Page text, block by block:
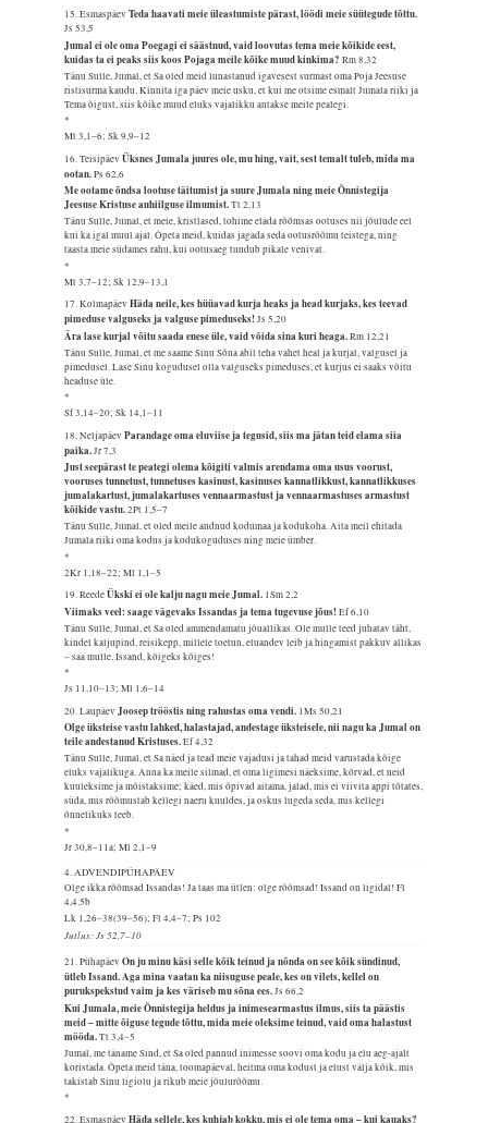
15. EsmaspäevTeda haavati meie üleastumiste pärast, löödi meie süütegude tõttu.
Js 53,5
Jumal ei ole oma Poegagi ei säästnud, vaid loovutas tema meie kõikide eest,
kuidas ta ei peaks siis koos Pojaga meile kõike muud kinkima?Rm 8,32
Tänu Sulle, Jumal, et Sa oled meid lunastanud igavesest surmast oma Poja Jeesuse
ristisurma kaudu. Kinnita iga päev meie usku, et kui me otsime esmalt Jumala riiki ja
Tema õigust, siis kõike muud eluks vajalikku antakse meile pealegi.
*
Mt 3,1–6; Sk 9,9–12
16. TeisipäevÜksnes Jumala juures ole, mu hing, vait, sest temalt tuleb, mida ma
ootan.Ps 62,6
Me ootame õndsa lootuse täitumist ja suure Jumala ning meie Õnnistegija
Jeesuse Kristuse auhiilguse ilmumist.Tt 2,13
Tänu Sulle, Jumal, et meie, kristlased, tohime elada rõõmsas ootuses nii jõulude eel
kui ka igal muul ajal. Õpeta meid, kuidas jagada seda ootusrõõmu teistega, ning
taasta meie südames rahu, kui ootusaeg tundub pikale venivat.
*
Mt 3,7–12; Sk 12,9–13,1
17. KolmapäevHäda neile, kes hüüavad kurja heaks ja head kurjaks, kes teevad
pimeduse valguseks ja valguse pimeduseks!Js 5,20
Ära lase kurjal võitu saada enese üle, vaid võida sina kuri heaga.Rm 12,21
Tänu Sulle, Jumal, et me saame Sinu Sõna abil teha vahet heal ja kurjal, valgusel ja
pimedusel. Lase Sinu kogudusel olla valguseks pimeduses, et kurjus ei saaks võitu
headuse üle.
*
Sf 3,14–20; Sk 14,1–11
18. NeljapäevParandage oma eluviise ja tegusid, siis ma jätan teid elama siia
paika.Jr 7,3
Just seepärast te peategi olema kõigiti valmis arendama oma usus voorust,
vooruses tunnetust, tunnetuses kasinust, kasinuses kannatlikkust, kannatlikkuses
jumalakartust, jumalakartuses vennaarmastust ja vennaarmastuses armastust
kõikide vastu.2Pt 1,5–7
Tänu Sulle, Jumal, et oled meile andnud kodumaa ja kodukoha. Aita meil ehitada
Jumala riiki oma kodus ja kodukoguduses ning meie ümber.
*
2Kr 1,18–22; Ml 1,1–5
19. ReedeÜkski ei ole kalju nagu meie Jumal. 1Sm 2,2
Viimaks veel: saage vägevaks Issandas ja tema tugevuse jõus!Ef 6,10
Tänu Sulle, Jumal, et Sa oled ammendamatu jõuallikas. Ole mulle teed juhatav täht,
kindel kaljupind, reisikepp, millele toetun, eluandev leib ja hingamist pakkuv allikas
– saa mulle, Issand, kõigeks kõiges!
*
Js 11,10–13; Ml 1,6–14
20. LaupäevJoosep trööstis ning rahustas oma vendi. 1Ms 50,21
Olge üksteise vastu lahked, halastajad, andestage üksteisele, nii nagu ka Jumal on
teile andestanud Kristuses.Ef 4,32
Tänu Sulle, Jumal, et Sa näed ja tead meie vajadusi ja tahad meid varustada kõige
eluks vajalikuga. Anna ka meile silmad, et oma ligimesi näeksime, kõrvad, et neid
kuuleksime ja mõistaksime; käed, mis õpivad aitama, jalad, mis ei viivita appi tõtates,
süda, mis rõõmustab kellegi naeru kuuldes, ja oskus lugeda seda, mis kellegi
õnnelikuks teeb.
*
Jr 30,8–11a; Ml 2,1–9
4. ADVENDIPÜHAPÄEV
Olge ikka rõõmsad Issandas! Ja taas ma ütlen: olge rõõmsad! Issand on ligidal!Fl
4,4.5b
Lk 1,26–38(39–56); Fl 4,4–7; Ps 102
Jutlus: Js 52,7–10
21. PühapäevOn ju minu käsi selle kõik teinud ja nõnda on see kõik sündinud,
ütleb Issand. Aga mina vaatan ka niisuguse peale, kes on vilets, kellel on
purukspekstud vaim ja kes väriseb mu sõna ees.Js 66,2
Kui Jumala, meie Õnnistegija heldus ja inimesearmastus ilmus, siis ta päästis
meid – mitte õiguse tegude tõttu, mida meie oleksime teinud, vaid oma halastust
mööda.Tt 3,4–5
Jumal, me täname Sind, et Sa oled pannud inimesse soovi oma kodu ja elu aeg-ajalt
koristada. Õpeta meid täna, toomapäeval, heitma oma kodust ja elust välja kõik, mis
takistab Sinu ligiolu ja rikub meie jõulurõõmu.
*
22. EsmaspäevHäda sellele, kes kuhjab kokku, mis ei ole tema oma – kui kauaks?